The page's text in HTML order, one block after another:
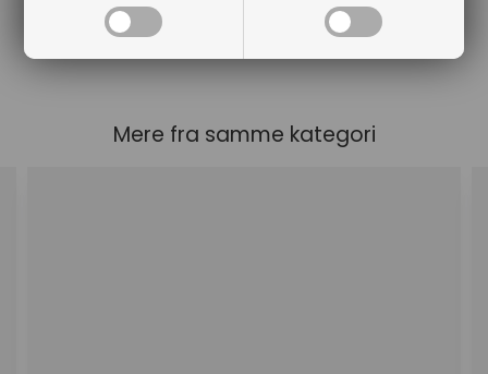
Mere fra samme kategori